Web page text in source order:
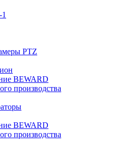
PTZ
BEWARD
производства
BEWARD
производства